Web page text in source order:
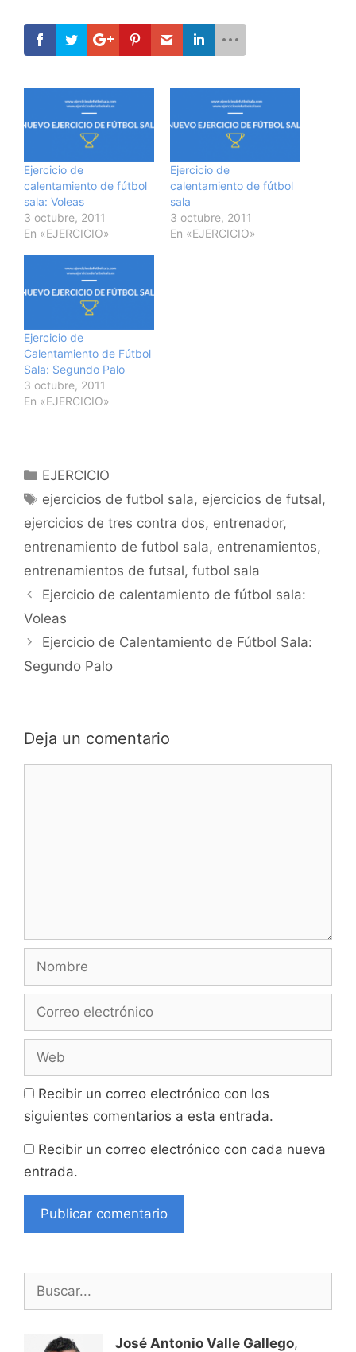
Ejercicio de
calentamiento de fútbol
sala: Voleas
3 octubre, 2011
En «EJERCICIO»
Ejercicio de
calentamiento de fútbol
sala
3 octubre, 2011
En «EJERCICIO»
Ejercicio de
Calentamiento de Fútbol
Sala: Segundo Palo
3 octubre, 2011
En «EJERCICIO»
Categorías
EJERCICIO
Etiquetas
ejercicios de futbol sala, ejercicios de futsal,
ejercicios de tres contra dos, entrenador,
entrenamiento de futbol sala, entrenamientos,
entrenamientos de futsal, futbol sala
Navegación
de
Ejercicio de calentamiento de fútbol sala:
Voleas
Ejercicio de Calentamiento de Fútbol Sala:
Segundo Palo
Deja un comentario
electrónico
Recibir un correo electrónico con los
siguientes comentarios a esta entrada.
Recibir un correo electrónico con cada nueva
entrada.
José Antonio Valle Gallego,